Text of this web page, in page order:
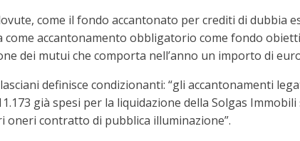
come il fondo accantonato per crediti di dubbia
come accantonamento obbligatorio come fondo
dei mutui che comporta nell’anno un importo di euro
definisce condizionanti: “gli accantonamenti
già spesi per la liquidazione della Solgas
oneri contratto di pubblica illuminazione”.